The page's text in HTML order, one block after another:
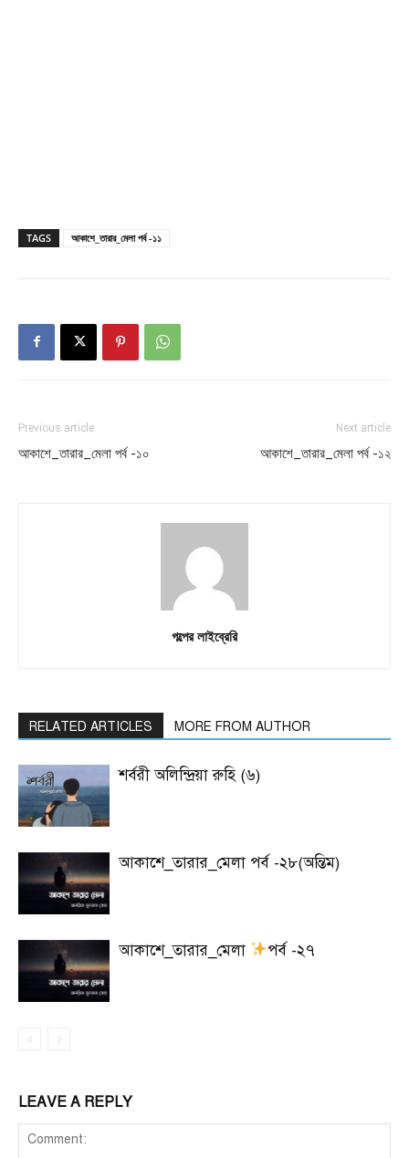
TAGS আকাশে_তারার_মেলা পর্ব -১১
Previous article
আকাশে_তারার_মেলা পর্ব -১০
Next article
আকাশে_তারার_মেলা পর্ব -১২
গল্পের লাইব্রেরি
RELATED ARTICLES MORE FROM AUTHOR
শর্বরী অলিন্দ্রিয়া রুহি (৬)
আকাশে_তারার_মেলা পর্ব -২৮(অন্তিম)
আকাশে_তারার_মেলা পর্ব -২৭
LEAVE A REPLY